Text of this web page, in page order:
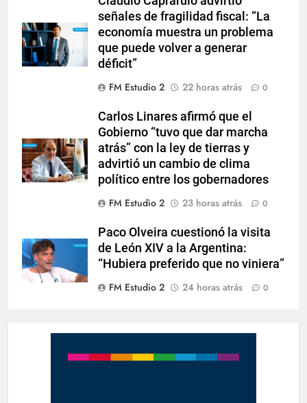
señales de fragilidad fiscal: “La
economía muestra un problema
que puede volver a generar
déficit”
FM Estudio 2
22 horas atrás 0
Carlos Linares afirmó que el
Gobierno “tuvo que dar marcha
atrás” con la ley de tierras y
advirtió un cambio de clima
político entre los gobernadores
FM Estudio 2
23 horas atrás 0
Paco Olveira cuestionó la visita
de León XIV a la Argentina:
“Hubiera preferido que no viniera”
FM Estudio 2
24 horas atrás 0